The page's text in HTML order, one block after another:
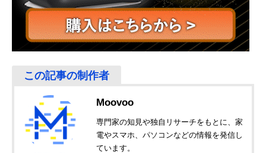
Moovoo
専門家の知見や独自リサーチをもとに、家
電やスマホ、パソコンなどの情報を発信し
ています。